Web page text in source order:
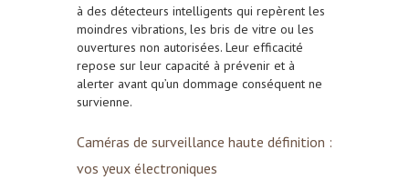
à des détecteurs intelligents qui repèrent les
moindres vibrations, les bris de vitre ou les
ouvertures non autorisées. Leur efficacité
repose sur leur capacité à prévenir et à
alerter avant qu’un dommage conséquent ne
survienne.
Caméras de surveillance haute définition :
vos yeux électroniques